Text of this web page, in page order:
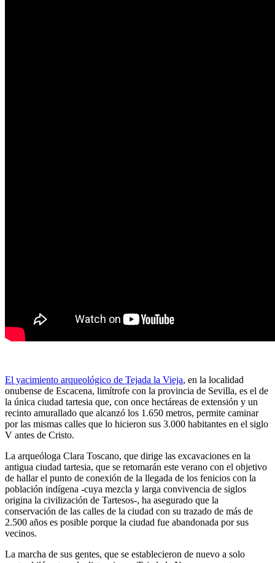
El yacimiento arqueológico de Tejada la Vieja, en la localidad
onubense de Escacena, limítrofe con la provincia de Sevilla, es el de
la única ciudad tartesia que, con once hectáreas de extensión y un
recinto amurallado que alcanzó los 1.650 metros, permite caminar
por las mismas calles que lo hicieron sus 3.000 habitantes en el siglo
V antes de Cristo.
La arqueóloga Clara Toscano, que dirige las excavaciones en la
antigua ciudad tartesia, que se retomarán este verano con el objetivo
de hallar el punto de conexión de la llegada de los fenicios con la
población indígena -cuya mezcla y larga convivencia de siglos
origina la civilización de Tartesos-, ha asegurado que la
conservación de las calles de la ciudad con su trazado de más de
2.500 años es posible porque la ciudad fue abandonada por sus
vecinos.
La marcha de sus gentes, que se establecieron de nuevo a solo